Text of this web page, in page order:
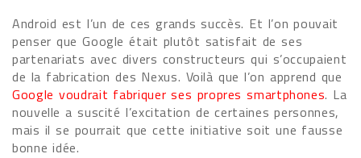
Android est l’un de ces grands succès. Et l’on pouvait
penser que Google était plutôt satisfait de ses
partenariats avec divers constructeurs qui s’occupaient
de la fabrication des Nexus. Voilà que l’on apprend que
Google voudrait fabriquer ses propres smartphones. La
nouvelle a suscité l’excitation de certaines personnes,
mais il se pourrait que cette initiative soit une fausse
bonne idée.